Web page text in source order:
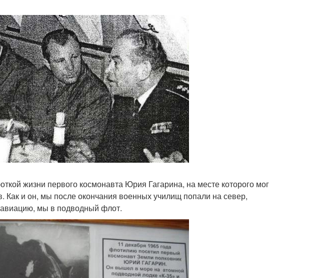
жизни первого космонавта Юрия Гагарина, на месте которого мог
Как и он, мы после окончания военных училищ попали на север,
авиацию, мы в подводный флот.